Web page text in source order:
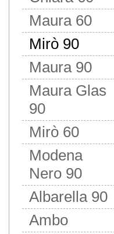
Maura 60
Mirò 90
Maura 90
Maura Glas
90
Mirò 60
Modena
Nero 90
Albarella 90
Ambo